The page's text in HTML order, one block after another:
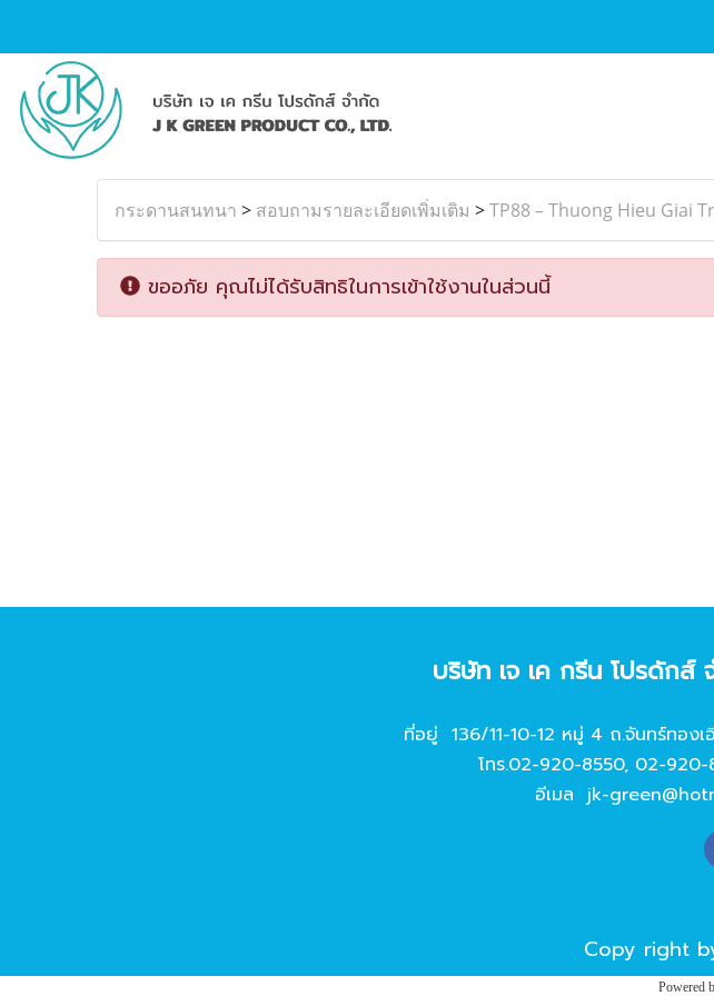
กระดานสนทนา > สอบถามรายละเอียดเพิ่มเติม >TP88 – Thuong Hieu Giai
ขออภัย คุณไม่ได้รับสิทธิในการเข้าใช้งานในส่วนนี้
บริษัท เจ เค กรีน โปรดักส์
ที่อยู่ 136/11-10-12 หมู่ 4 ถ.จันทร์ทอง
โทร.02-920-8550, 02-920-
อีเมล jk-
Copy right
Powered